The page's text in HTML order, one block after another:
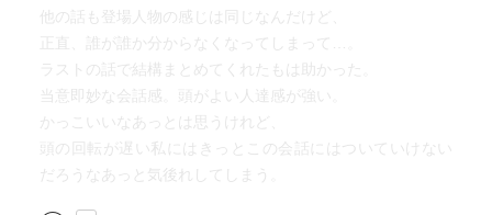
他の話も登場人物の感じは同じなんだけど、
正直、誰が誰か分からなくなってしまって…。
ラストの話で結構まとめてくれたもは助かった。
当意即妙な会話感。頭がよい人達感が強い。
かっこいいなあっとは思うけれど、
頭の回転が遅い私にはきっとこの会話にはついていけない
だろうなあっと気後れしてしまう。